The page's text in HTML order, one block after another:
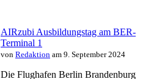
AIRzubi Ausbildungstag am BER-
Terminal 1
von Redaktion am 9. September 2024
Die Flughafen Berlin Brandenburg